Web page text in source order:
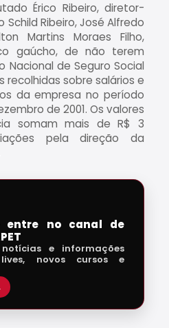
Érico Ribeiro, diretor-
Schild Ribeiro, José Alfredo
Martins Moraes Filho,
gaúcho, de não terem
de Seguro Social
recolhidas sobre salários e
da empresa no período
de 2001. Os valores
somam mais de R$ 3
pela direção da
entre no canal de
e informações
novos cursos e